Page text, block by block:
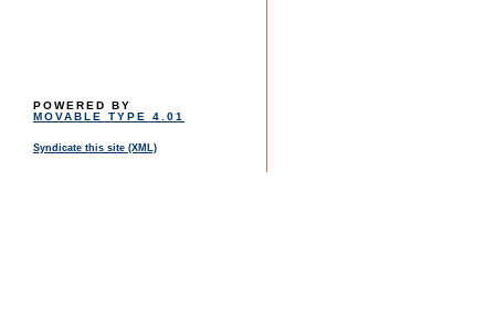
POWERED BY
MOVABLE TYPE 4.01
Syndicate this site (XML)